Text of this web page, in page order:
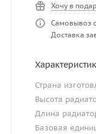
Хочу в
Самовывоз
Доставка
Страна
Высота
Длина
Базовая